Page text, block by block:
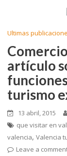
o
o
k
l
Ultimas
artículo
turismo
13 abril, 2015
que visitar en
valencia, Valencia
Leave a